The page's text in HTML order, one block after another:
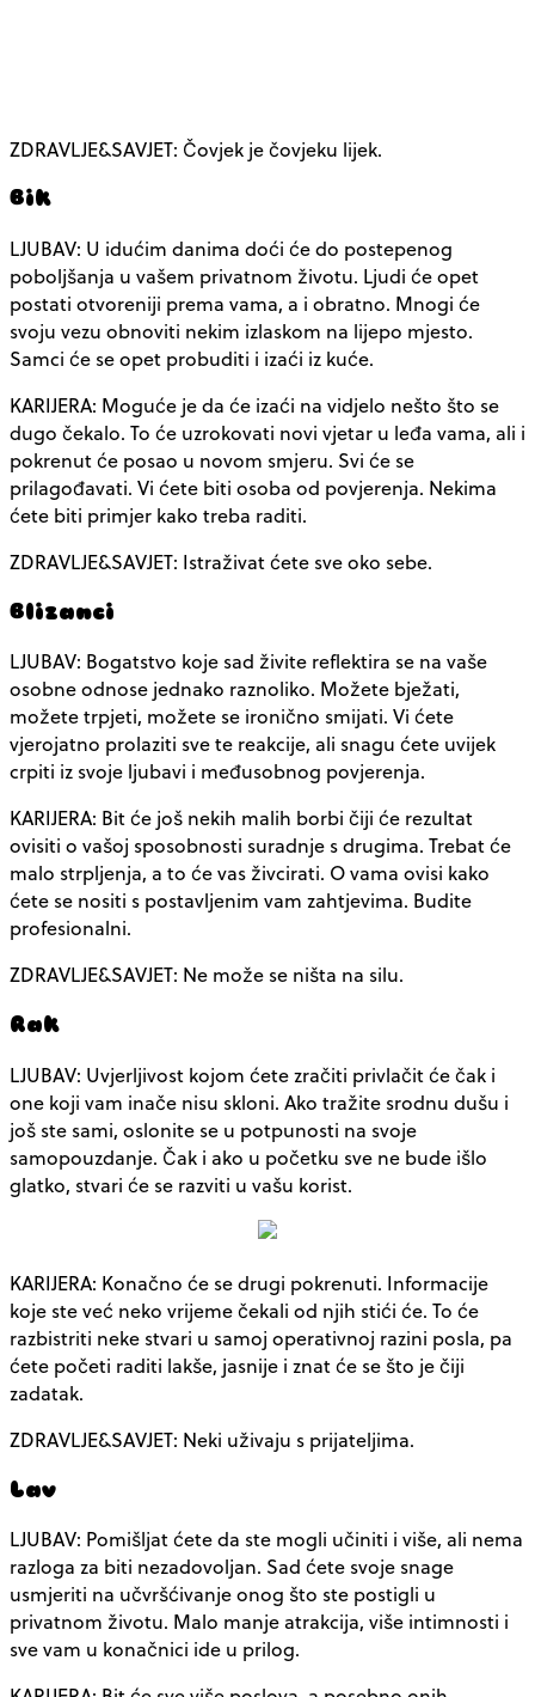
ZDRAVLJE&SAVJET: Čovjek je čovjeku lijek.
Bik
LJUBAV: U idućim danima doći će do postepenog
poboljšanja u vašem privatnom životu. Ljudi će opet
postati otvoreniji prema vama, a i obratno. Mnogi će
svoju vezu obnoviti nekim izlaskom na lijepo mjesto.
Samci će se opet probuditi i izaći iz kuće.
KARIJERA: Moguće je da će izaći na vidjelo nešto što se
dugo čekalo. To će uzrokovati novi vjetar u leđa vama, ali i
pokrenut će posao u novom smjeru. Svi će se
prilagođavati. Vi ćete biti osoba od povjerenja. Nekima
ćete biti primjer kako treba raditi.
ZDRAVLJE&SAVJET: Istraživat ćete sve oko sebe.
Blizanci
LJUBAV: Bogatstvo koje sad živite reflektira se na vaše
osobne odnose jednako raznoliko. Možete bježati,
možete trpjeti, možete se ironično smijati. Vi ćete
vjerojatno prolaziti sve te reakcije, ali snagu ćete uvijek
crpiti iz svoje ljubavi i međusobnog povjerenja.
KARIJERA: Bit će još nekih malih borbi čiji će rezultat
ovisiti o vašoj sposobnosti suradnje s drugima. Trebat će
malo strpljenja, a to će vas živcirati. O vama ovisi kako
ćete se nositi s postavljenim vam zahtjevima. Budite
profesionalni.
ZDRAVLJE&SAVJET: Ne može se ništa na silu.
Rak
LJUBAV: Uvjerljivost kojom ćete zračiti privlačit će čak i
one koji vam inače nisu skloni. Ako tražite srodnu dušu i
još ste sami, oslonite se u potpunosti na svoje
samopouzdanje. Čak i ako u početku sve ne bude išlo
glatko, stvari će se razviti u vašu korist.
KARIJERA: Konačno će se drugi pokrenuti. Informacije
koje ste već neko vrijeme čekali od njih stići će. To će
razbistriti neke stvari u samoj operativnoj razini posla, pa
ćete početi raditi lakše, jasnije i znat će se što je čiji
zadatak.
ZDRAVLJE&SAVJET: Neki uživaju s prijateljima.
Lav
LJUBAV: Pomišljat ćete da ste mogli učiniti i više, ali nema
razloga za biti nezadovoljan. Sad ćete svoje snage
usmjeriti na učvršćivanje onog što ste postigli u
privatnom životu. Malo manje atrakcija, više intimnosti i
sve vam u konačnici ide u prilog.